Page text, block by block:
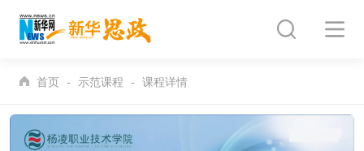
首页 示范课程 课程详情